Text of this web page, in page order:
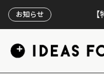
お知らせ 【特設